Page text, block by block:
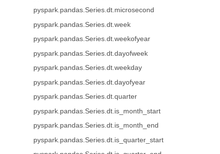
pyspark.pandas.Series.dt.microsecond
pyspark.pandas.Series.dt.week
pyspark.pandas.Series.dt.weekofyear
pyspark.pandas.Series.dt.dayofweek
pyspark.pandas.Series.dt.weekday
pyspark.pandas.Series.dt.dayofyear
pyspark.pandas.Series.dt.quarter
pyspark.pandas.Series.dt.is_month_start
pyspark.pandas.Series.dt.is_month_end
pyspark.pandas.Series.dt.is_quarter_start